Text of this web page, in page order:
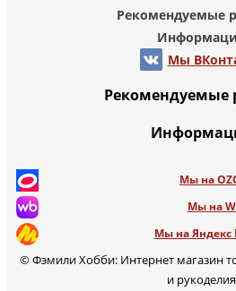
Рекомендуемые
Мы
Рекомендуемые
Мы на
Мы на
Мы на Яндекс
© Фэмили Хобби: Интернет магазин
и рукоделия